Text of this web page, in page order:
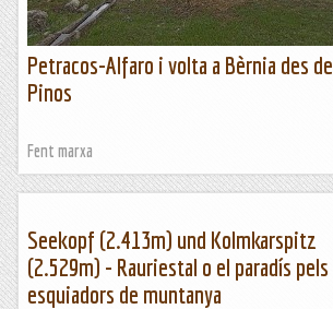
Petracos-Alfaro i volta a Bèrnia des de
Pinos
Fent marxa
Seekopf (2.413m) und Kolmkarspitz
(2.529m) - Rauriestal o el paradís pels
esquiadors de muntanya